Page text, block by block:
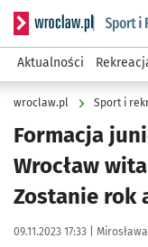
Serwis informacyjny
Aktualności
wroclaw.pl Sport i
Formacja
Wrocław
Zostanie rok
Data publikacji:
09.11.2023 17:33 | Autor: